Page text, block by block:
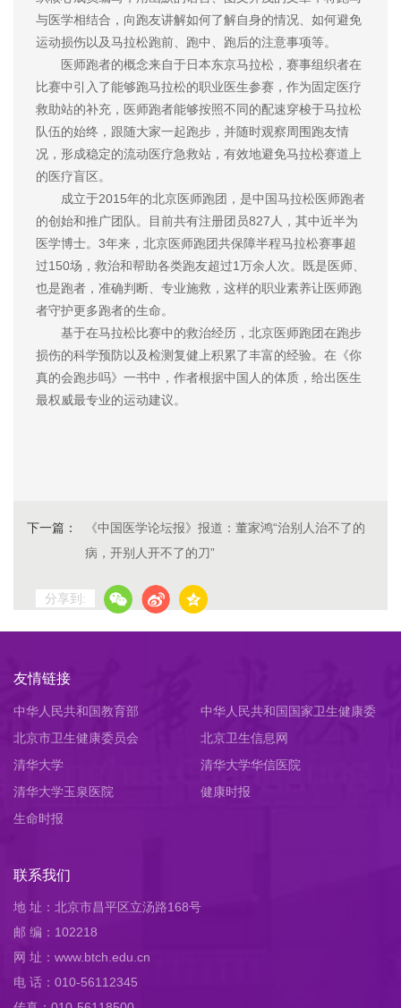
与医学相结合，向跑友讲解如何了解自身的情况、如何避免
运动损伤以及马拉松跑前、跑中、跑后的注意事项等。
医师跑者的概念来自于日本东京马拉松，赛事组织者在
比赛中引入了能够跑马拉松的职业医生参赛，作为固定医疗
救助站的补充，医师跑者能够按照不同的配速穿梭于马拉松
队伍的始终，跟随大家一起跑步，并随时观察周围跑友情
况，形成稳定的流动医疗急救站，有效地避免马拉松赛道上
的医疗盲区。
成立于2015年的北京医师跑团，是中国马拉松医师跑者
的创始和推广团队。目前共有注册团员827人，其中近半为
医学博士。3年来，北京医师跑团共保障半程马拉松赛事超
过150场，救治和帮助各类跑友超过1万余人次。既是医师、
也是跑者，准确判断、专业施救，这样的职业素养让医师跑
者守护更多跑者的生命。
基于在马拉松比赛中的救治经历，北京医师跑团在跑步
损伤的科学预防以及检测复健上积累了丰富的经验。在《你
真的会跑步吗》一书中，作者根据中国人的体质，给出医生
最权威最专业的运动建议。
下一篇：
《中国医学论坛报》报道：董家鸿“治别人治不了的
病，开别人开不了的刀”
分享到:
友情链接
中华人民共和国教育部
中华人民共和国国家卫生健康委
员会
北京市卫生健康委员会
北京卫生信息网
清华大学
清华大学华信医院
清华大学玉泉医院
健康时报
生命时报
联系我们
地 址：北京市昌平区立汤路168号
邮 编：102218
网 址：www.btch.edu.cn
电 话：010-56112345